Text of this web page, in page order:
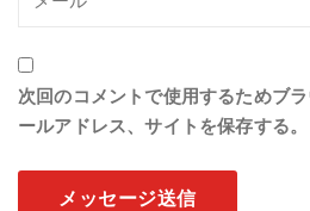
次回のコメントで使用するためブ
ールアドレス、サイトを保存する。